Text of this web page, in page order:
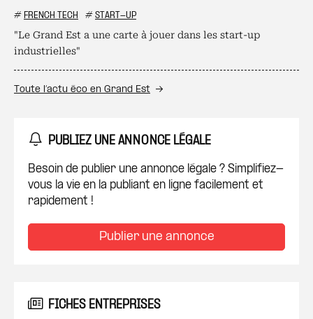
# FRENCH TECH # START-UP
"Le Grand Est a une carte à jouer dans les start-up
industrielles"
Toute l’actu éco en Grand Est
PUBLIEZ UNE ANNONCE LÉGALE
Besoin de publier une annonce légale ? Simplifiez-
vous la vie en la publiant en ligne facilement et
rapidement !
Publier une annonce
FICHES ENTREPRISES